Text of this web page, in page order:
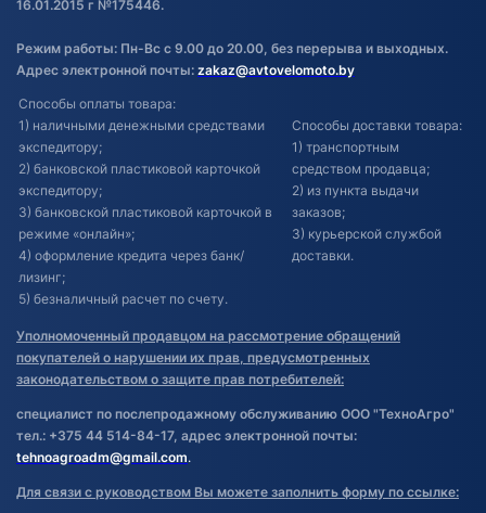
16.01.2015 г №175446.
Режим работы: Пн-Вс с 9.00 до 20.00, без перерыва и выходных.
Адрес электронной почты: zakaz@avtovelomoto.by
Способы оплаты товара:
1) наличными денежными средствами
экспедитору;
2) банковской пластиковой карточкой
экспедитору;
3) банковской пластиковой карточкой в
режиме «онлайн»;
4) оформление кредита через банк/
лизинг;
5) безналичный расчет по счету.
Способы доставки товара:
1) транспортным
средством продавца;
2) из пункта выдачи
заказов;
3) курьерской службой
доставки.
Уполномоченный продавцом на рассмотрение обращений
покупателей о нарушении их прав, предусмотренных
законодательством о защите прав потребителей:
специалист по послепродажному обслуживанию ООО "ТехноАгро"
тел.: +375 44 514-84-17, адрес электронной почты:
tehnoagroadm@gmail.com.
Для связи с руководством Вы можете заполнить форму по ссылке: